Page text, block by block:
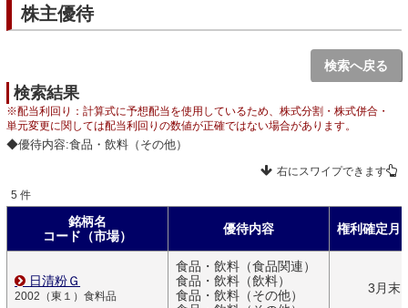
株主優待
検索へ戻る
検索結果
※配当利回り：計算式に予想配当を使用しているため、株式分割・株式併合・
単元変更に関しては配当利回りの数値が正確ではない場合があります。
◆優待内容:食品・飲料（その他）
右にスワイプできます
5 件
銘柄名
コード（市場）
優待内容 権利確定月
日清粉Ｇ
2002（東１）食料品
食品・飲料（食品関連）
食品・飲料（飲料）
食品・飲料（その他）
3月末